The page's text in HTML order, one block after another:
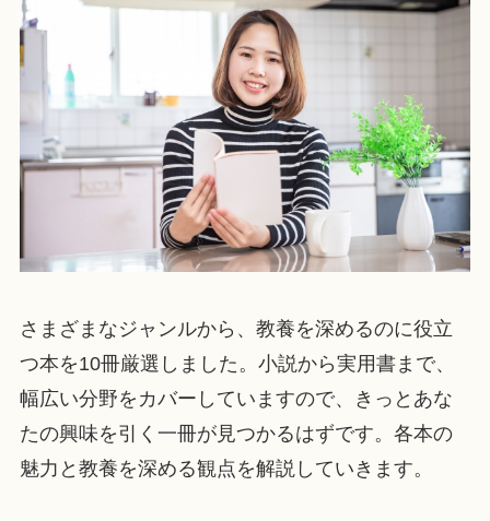
さまざまなジャンルから、教養を深めるのに役立
つ本を10冊厳選しました。小説から実用書まで、
幅広い分野をカバーしていますので、きっとあな
たの興味を引く一冊が見つかるはずです。各本の
魅力と教養を深める観点を解説していきます。